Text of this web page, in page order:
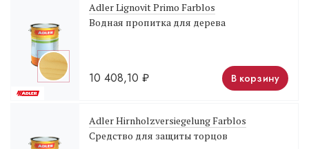
Adler Lignovit Primo Farblos
Водная пропитка для дерева
10 408,10 ₽ В корзину
Adler Hirnholzversiegelung Farblos
Средство для защиты торцов